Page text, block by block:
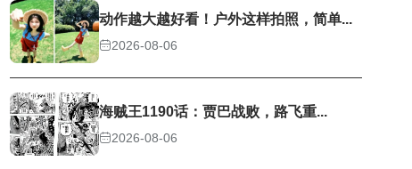
动作越大越好看！户外这样拍照，简单...
2026-08-06
海贼王1190话：贾巴战败，路飞重...
2026-08-06